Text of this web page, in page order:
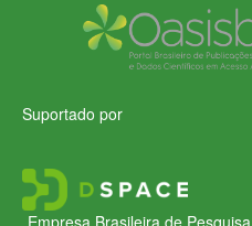
Suportado por
Empresa Brasileira de